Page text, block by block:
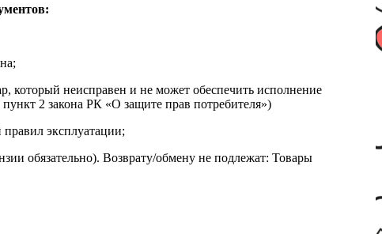
который неисправен и не может обеспечить исполнение
2 закона РК «О защите прав потребителя»)
эксплуатации;
обязательно). Возврату/обмену не подлежат: Товары